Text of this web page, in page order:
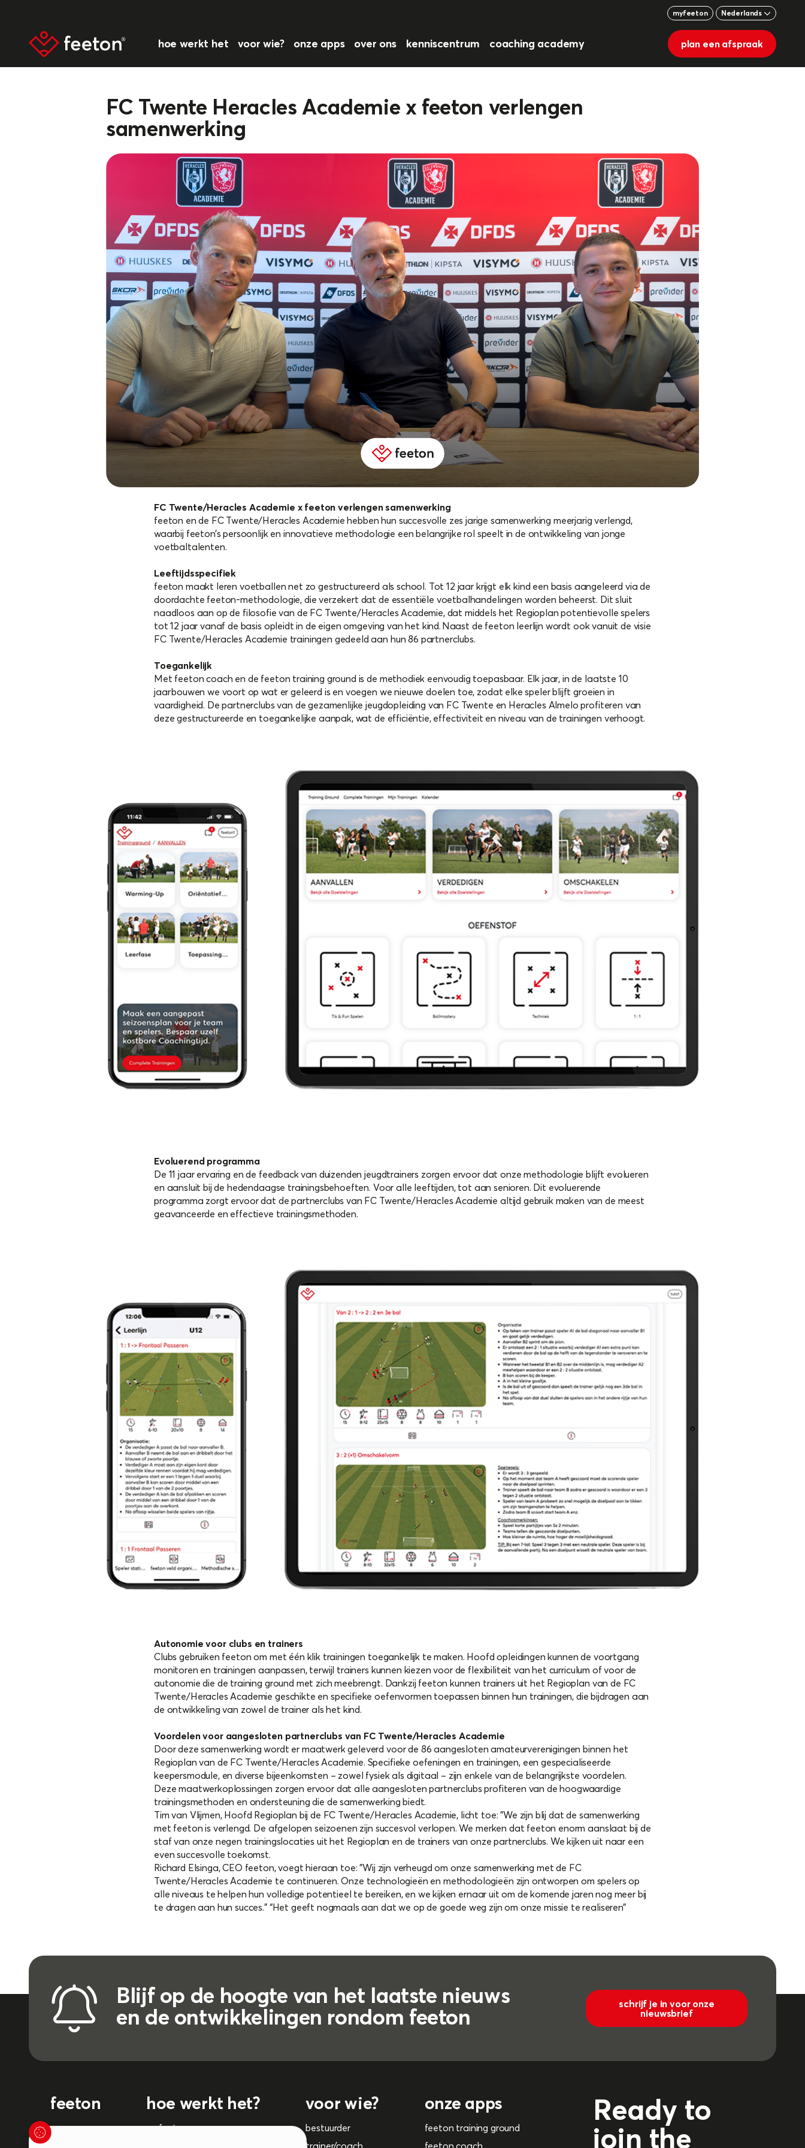
myfeeton Nederlands
hoe werkt het voor wie? onze apps over ons kenniscentrum coaching academy plan een afspraak
FC Twente Heracles Academie x feeton verlengen
samenwerking
FC Twente/Heracles Academie x feeton verlengen samenwerking
feeton en de FC Twente/Heracles Academie hebben hun succesvolle zes jarige samenwerking meerjarig verlengd,
waarbij feeton’s persoonlijk en innovatieve methodologie een belangrijke rol speelt in de ontwikkeling van jonge
voetbaltalenten.
Leeftijdsspecifiek
feeton maakt leren voetballen net zo gestructureerd als school. Tot 12 jaar krijgt elk kind een basis aangeleerd via de
doordachte feeton-methodologie, die verzekert dat de essentiële voetbalhandelingen worden beheerst. Dit sluit
naadloos aan op de filosofie van de FC Twente/Heracles Academie, dat middels het Regioplan potentievolle spelers
tot 12 jaar vanaf de basis opleidt in de eigen omgeving van het kind. Naast de feeton leerlijn wordt ook vanuit de visie
FC Twente/Heracles Academie trainingen gedeeld aan hun 86 partnerclubs.
Toegankelijk
Met feeton coach en de feeton training ground is de methodiek eenvoudig toepasbaar. Elk jaar, in de laatste 10
jaar bouwen we voort op wat er geleerd is en voegen we nieuwe doelen toe, zodat elke speler blijft groeien in
vaardigheid. De partnerclubs van de gezamenlijke jeugdopleiding van FC Twente en Heracles Almelo profiteren van
deze gestructureerde en toegankelijke aanpak, wat de efficiëntie, effectiviteit en niveau van de trainingen verhoogt.
Evoluerend programma
De 11 jaar ervaring en de feedback van duizenden jeugdtrainers zorgen ervoor dat onze methodologie blijft evolueren
en aansluit bij de hedendaagse trainingsbehoeften. Voor alle leeftijden, tot aan senioren. Dit evoluerende
programma zorgt ervoor dat de partnerclubs van FC Twente/Heracles Academie altijd gebruik maken van de meest
geavanceerde en effectieve trainingsmethoden.
Autonomie voor clubs en trainers
Clubs gebruiken feeton om met één klik trainingen toegankelijk te maken. Hoofd opleidingen kunnen de voortgang
monitoren en trainingen aanpassen, terwijl trainers kunnen kiezen voor de flexibiliteit van het curriculum of voor de
autonomie die de training ground met zich meebrengt. Dankzij feeton kunnen trainers uit het Regioplan van de FC
Twente/Heracles Academie geschikte en specifieke oefenvormen toepassen binnen hun trainingen, die bijdragen aan
de ontwikkeling van zowel de trainer als het kind.
Voordelen voor aangesloten partnerclubs van FC Twente/Heracles Academie
Door deze samenwerking wordt er maatwerk geleverd voor de 86 aangesloten amateurverenigingen binnen het
Regioplan van de FC Twente/Heracles Academie. Specifieke oefeningen en trainingen, een gespecialiseerde
keepersmodule, en diverse bijeenkomsten – zowel fysiek als digitaal – zijn enkele van de belangrijkste voordelen.
Deze maatwerkoplossingen zorgen ervoor dat alle aangesloten partnerclubs profiteren van de hoogwaardige
trainingsmethoden en ondersteuning die de samenwerking biedt.
Tim van Vlijmen, Hoofd Regioplan bij de FC Twente/Heracles Academie, licht toe: "We zijn blij dat de samenwerking
met feeton is verlengd. De afgelopen seizoenen zijn succesvol verlopen. We merken dat feeton enorm aanslaat bij de
staf van onze negen trainingslocaties uit het Regioplan en de trainers van onze partnerclubs. We kijken uit naar een
even succesvolle toekomst.
Richard Elsinga, CEO feeton, voegt hieraan toe: "Wij zijn verheugd om onze samenwerking met de FC
Twente/Heracles Academie te continueren. Onze technologieën en methodologieën zijn ontworpen om spelers op
alle niveaus te helpen hun volledige potentieel te bereiken, en we kijken ernaar uit om de komende jaren nog meer bij
te dragen aan hun succes." “Het geeft nogmaals aan dat we op de goede weg zijn om onze missie te realiseren”
Blijf op de hoogte van het laatste nieuws
en de ontwikkelingen rondom feeton
schrijf je in voor onze
nieuwsbrief
feeton
over ons
hoe werkt het?
myfeeton
voor wie?
bestuurder
onze apps
feeton training ground
Ready to
join the